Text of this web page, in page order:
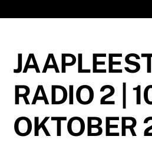
RADIO 2 |
OKTOBER